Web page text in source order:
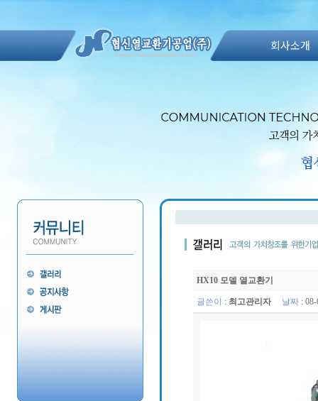
회사소개
HX10 모델 열교환기
글쓴이 : 최고관리자 날짜 :